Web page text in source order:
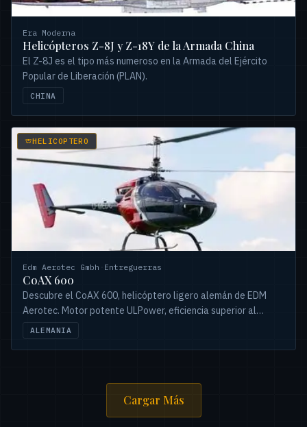
Era Moderna
Helicópteros Z-8J y Z-18Y de la Armada China
El Z-8J es el tipo más numeroso en la Armada del Ejército
Popular de Liberación (PLAN).
CHINA
HELICOPTERO
Edm Aerotec Gmbh Entreguerras
CoAX 600
Descubre el CoAX 600, helicóptero ligero alemán de EDM
Aerotec. Motor potente ULPower, eficiencia superior al
Robinson R22 y certificado en 2023.
ALEMANIA
Cargar Más